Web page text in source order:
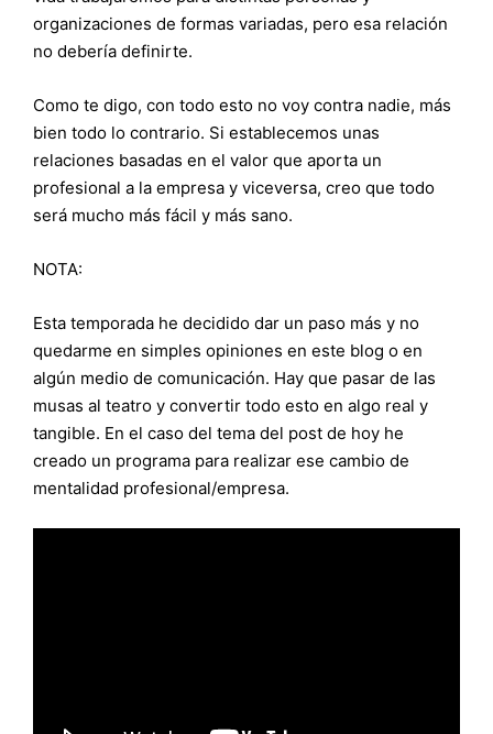
organizaciones de formas variadas, pero esa relación
no debería definirte.
Como te digo, con todo esto no voy contra nadie, más
bien todo lo contrario. Si establecemos unas
relaciones basadas en el valor que aporta un
profesional a la empresa y viceversa, creo que todo
será mucho más fácil y más sano.
NOTA:
Esta temporada he decidido dar un paso más y no
quedarme en simples opiniones en este blog o en
algún medio de comunicación. Hay que pasar de las
musas al teatro y convertir todo esto en algo real y
tangible. En el caso del tema del post de hoy he
creado un programa para realizar ese cambio de
mentalidad profesional/empresa.